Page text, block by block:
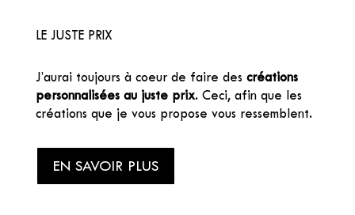
LE JUSTE PRIX
J’aurai toujours à coeur de faire des créations
personnalisées au juste prix. Ceci, afin que les
créations que je vous propose vous ressemblent.
EN SAVOIR PLUS